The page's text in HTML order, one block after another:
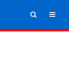
ricerca menu